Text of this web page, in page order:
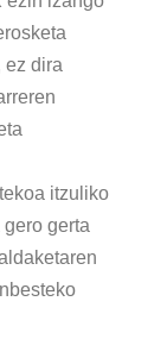
ez dira
itzuliko
gerta